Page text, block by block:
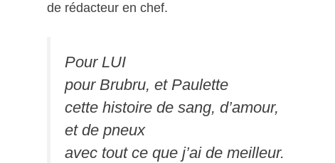
de rédacteur en chef.
Pour LUI
pour Brubru, et Paulette
cette histoire de sang, d’amour,
et de pneux
avec tout ce que j’ai de meilleur.